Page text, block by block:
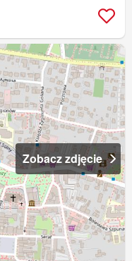
Zobacz zdjęcie